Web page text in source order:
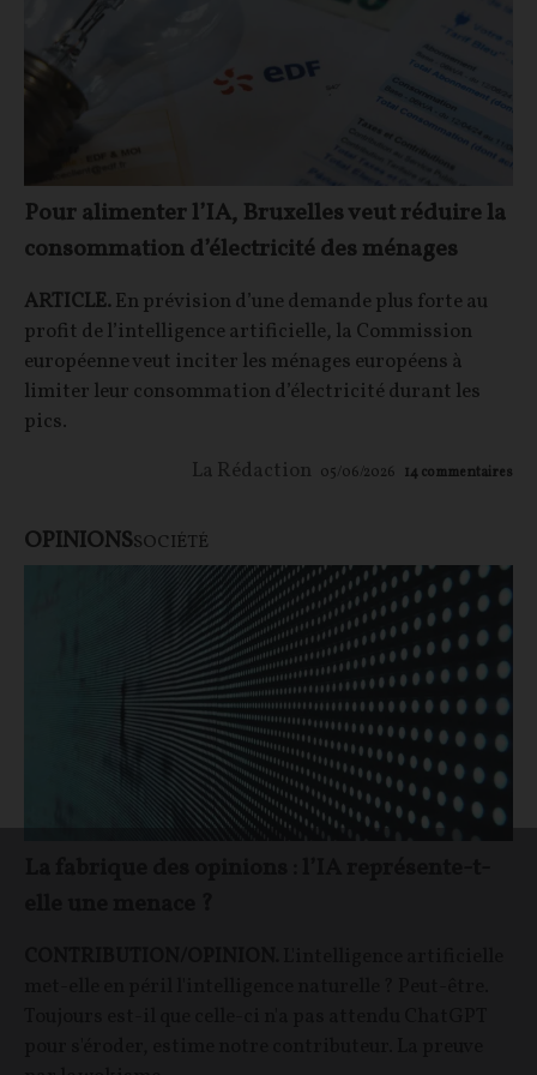
Pour alimenter l’IA, Bruxelles veut réduire la
consommation d’électricité des ménages
ARTICLE.En prévision d’une demande plus forte au
profit de l’intelligence artificielle, la Commission
européenne veut inciter les ménages européens à
limiter leur consommation d’électricité durant les
pics.
La Rédaction 05/06/2026 14commentaires
OPINIONSSOCIÉTÉ